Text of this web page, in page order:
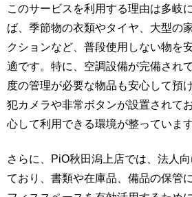
このサービスを利用する理由は多岐
ば、季節物の衣類やタイヤ、大型の
クションなど、普段使用しない物を
適です。特に、空調設備が完備され
度の管理が必要な物品も安心して預
犯カメラや非常ボタンが設置されて
心して利用できる環境が整っています
さらに、PiO秋田潟上店では、法人
ており、書類や在庫品、備品の保管